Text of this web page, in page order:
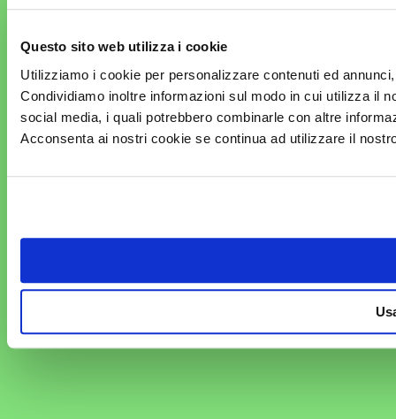
Questo sito web utilizza i cookie
Utilizziamo i cookie per personalizzare contenuti ed
Condividiamo inoltre informazioni sul modo in cui utilizza il
social media, i quali potrebbero combinarle con altre
Acconsenta ai nostri cookie se continua ad utilizzare il